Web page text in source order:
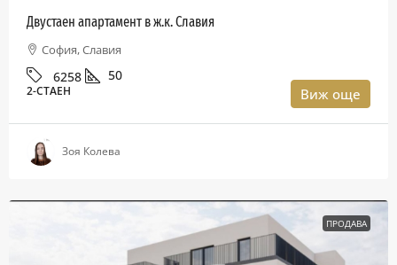
Двустаен апартамент в ж.к. Славия
София, Славия
6258 50
2-СТАЕН Виж още
Зоя Колева
ПРОДАВА